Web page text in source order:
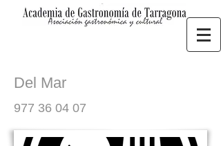
Del Mar
977 36 04 07